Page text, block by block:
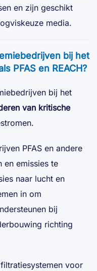
en zijn geschikt
media.
bij het
PFAS en REACH?
bij het
van kritische
PFAS en andere
en emissies te
naar lucht en
in om
bij
richting
voor